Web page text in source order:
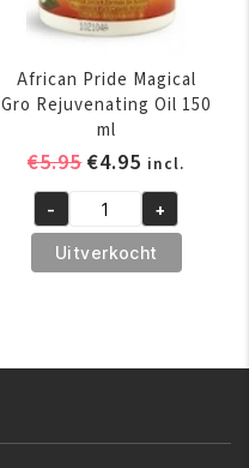
African Pride Magical
Gro Rejuvenating Oil 150
ml
€5.95
was:
€5.95.
€4.95 Huidige
prijs
is:
€4.95.
incl.
African
Pride
Magical
Oil
aantal
- +
Uitverkocht